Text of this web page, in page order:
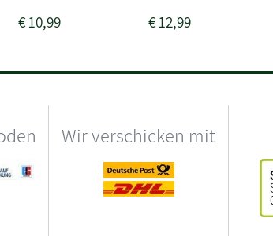
€10,99 €12,99
Wir verschicken mit